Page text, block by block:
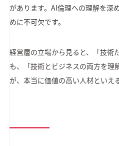
があります。AI倫理への理解を深
めに不可欠です。
経営層の立場から見ると、「技術
も、「技術とビジネスの両方を理
が、本当に価値の高い人材といえ